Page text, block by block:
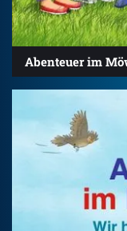
Abenteuer im